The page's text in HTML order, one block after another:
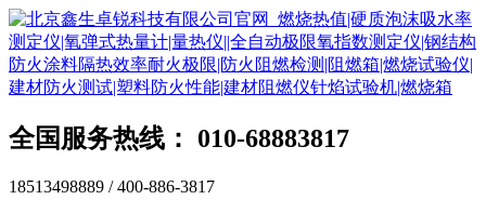
全国服务热线： 010-68883817
18513498889 / 400-886-3817